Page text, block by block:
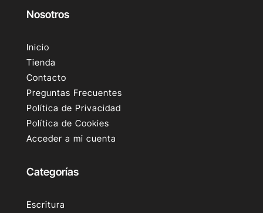
Nosotros
Inicio
Tienda
Contacto
Preguntas Frecuentes
Política de Privacidad
Política de Cookies
Acceder a mi cuenta
Categorías
Escritura